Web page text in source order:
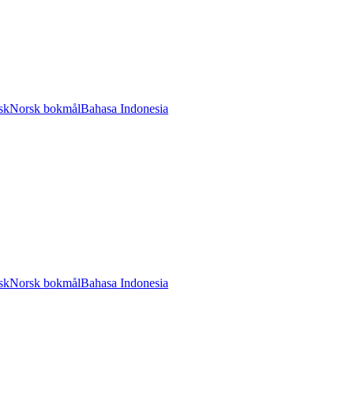
Norsk bokmålBahasa Indonesia
Norsk bokmålBahasa Indonesia